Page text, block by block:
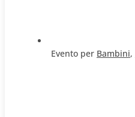
Evento per Bambini,